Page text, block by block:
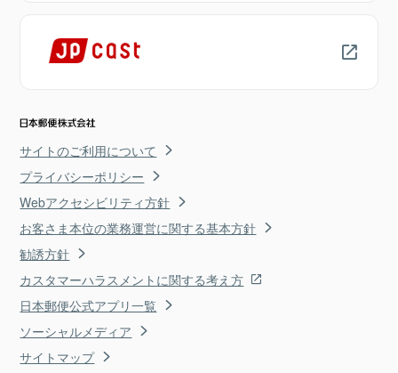
サイトのご利用について
プライバシーポリシー
Webアクセシビリティ方針
お客さま本位の業務運営に関する基本方針
勧誘方針
カスタマーハラスメントに関する考え方
日本郵便公式アプリ一覧
ソーシャルメディア
サイトマップ